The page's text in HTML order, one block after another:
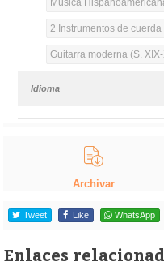
Música
2 Instrumentos de
Guitarra moderna (S.
Idioma
Archivar
Tweet Like WhatsApp
Enlaces